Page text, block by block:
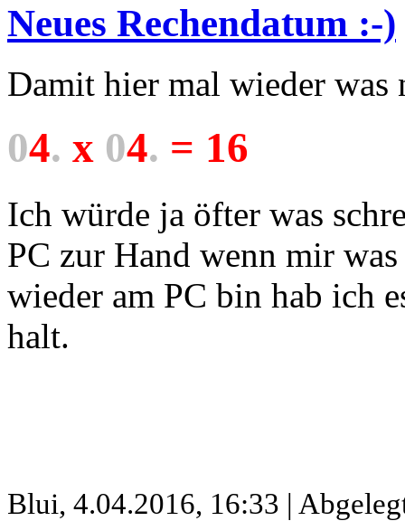
Neues Rechendatum :-)
Damit hier mal wieder was
04. x 04. = 16
Ich würde ja öfter was
PC zur Hand wenn mir
wieder am PC bin hab ich
halt.
Blui, 4.04.2016, 16:33 |